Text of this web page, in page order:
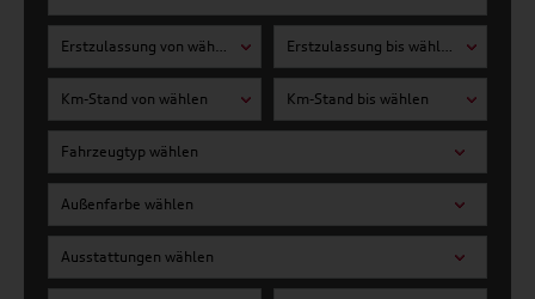
Erstzulassung von wählen Erstzulassung bis wählen
Km-Stand von wählen Km-Stand bis wählen
Fahrzeugtyp wählen
Außenfarbe wählen
Ausstattungen wählen